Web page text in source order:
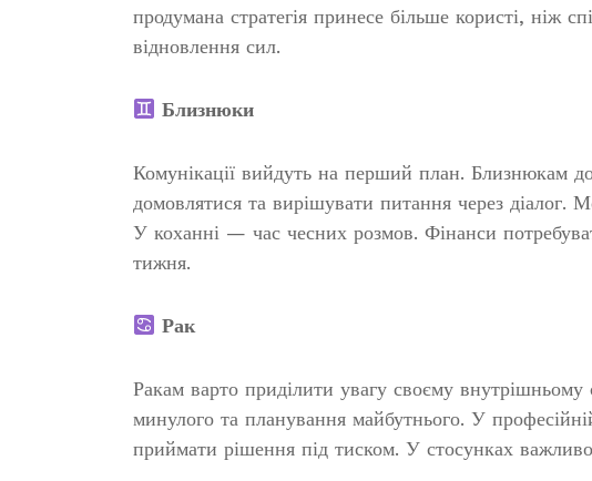
продумана стратегія принесе більше користі, ніж
відновлення сил.
Близнюки
Комунікації вийдуть на перший план. Близнюкам
домовлятися та вирішувати питання через діалог.
У коханні — час чесних розмов. Фінанси
тижня.
Рак
Ракам варто приділити увагу своєму внутрішньому
минулого та планування майбутнього. У
приймати рішення під тиском. У стосунках